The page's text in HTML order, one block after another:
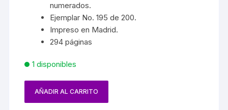
numerados.
Ejemplar No. 195 de 200.
Impreso en Madrid.
294 páginas
1 disponibles
AÑADIR AL CARRITO